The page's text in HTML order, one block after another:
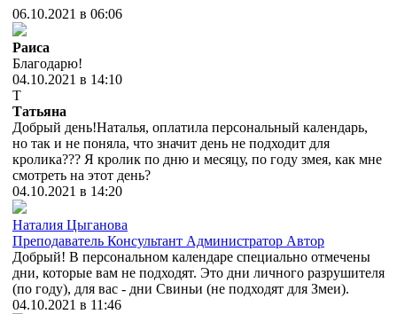
06.10.2021 в 06:06
Раиса
Благодарю!
04.10.2021 в 14:10
Т
Татьяна
Добрый день!Наталья, оплатила персональный календарь,
но так и не поняла, что значит день не подходит для
кролика??? Я кролик по дню и месяцу, по году змея, как мне
смотреть на этот день?
04.10.2021 в 14:20
Наталия Цыганова
Преподаватель Консультант Администратор Автор
Добрый! В персональном календаре специально отмечены
дни, которые вам не подходят. Это дни личного разрушителя
(по году), для вас - дни Свиньи (не подходят для Змеи).
04.10.2021 в 11:46